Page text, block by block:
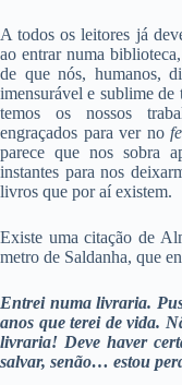
A todos os leitores já
ao entrar numa
de que nós, humanos,
imensurável e sublime
temos os nossos
engraçados para ver no
parece que nos sobra
instantes para nos
livros que por aí existem.
Existe uma citação de
metro de Saldanha, que
Entrei numa livraria.
anos que terei de vida.
livraria! Deve haver
salvar, senão… estou